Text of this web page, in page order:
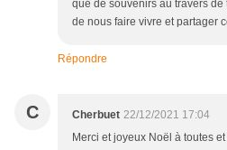
que de souvenirs au travers
de nous faire vivre et partager
Répondre
C Cherbuet 22/12/2021 17:04
Merci et joyeux Noël à toutes